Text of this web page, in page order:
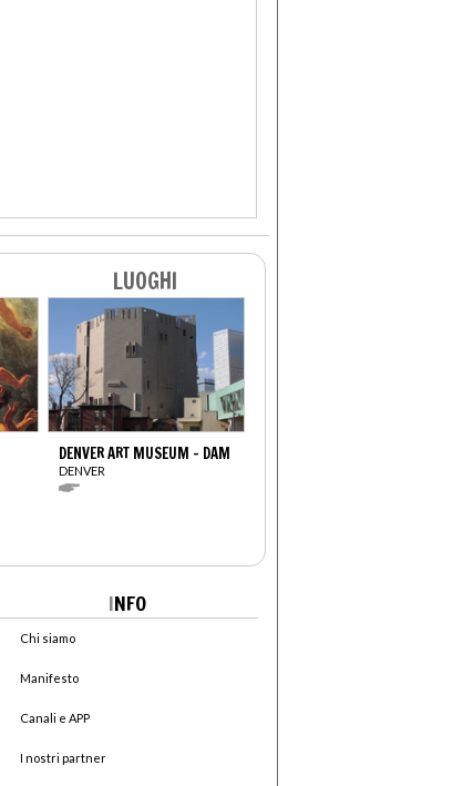
LUOGHI
DENVER ART MUSEUM - DAM
DENVER
INFO
Chi siamo
Manifesto
Canali e APP
I nostri partner